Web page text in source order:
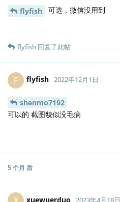
flyfish 可选，微信没用到
flyfish 回复了此帖
F flyfish 2022年12月1日
shenmo7192
可以的 截图貌似没毛病
5 个月 后
xuewuerduo 2023年4月18日